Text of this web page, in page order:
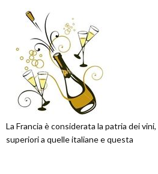
La Francia è considerata la patria dei
superiori a quelle italiane e questa